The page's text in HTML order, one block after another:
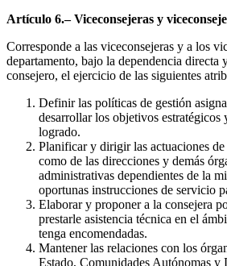
Artículo 6.– Viceconsejeras y
Corresponde a las viceconsejeras y a los
departamento, bajo la dependencia directa
consejero, el ejercicio de las siguientes
Definir las políticas de gestión
desarrollar los objetivos
logrado.
Planificar y dirigir las actuaciones
como de las direcciones y demás
administrativas dependientes de la
oportunas instrucciones de servicio
Elaborar y proponer a la consejera
prestarle asistencia técnica en el
tenga encomendadas.
Mantener las relaciones con los
Estado, Comunidades Autónomas y